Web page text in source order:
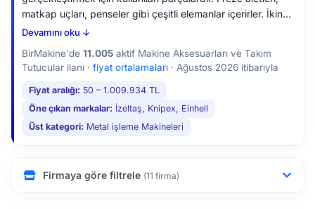
matkap uçları, penseler gibi çeşitli elemanlar içerirler. İkinci
el ekipman alırken, üretici model numaralarını kontrol
etmek faydalı olacaktır.
Devamını oku ↓
BirMakine'de 11.005 aktif Makine Aksesuarları ve Takım
Tutucular ilanı · fiyat ortalamaları · Ağustos 2026 itibarıyla
Fiyat aralığı: 50 – 1.009.934 TL
Öne çıkan markalar: İzeltaş, Knipex, Einhell
Üst kategori: Metal işleme Makineleri
Firmaya göre filtrele (11 firma)